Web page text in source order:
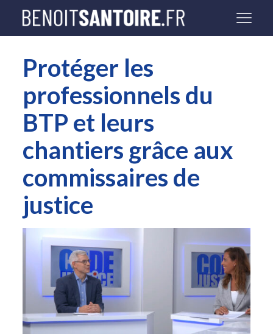
Protéger les
professionnels du
BTP et leurs
chantiers grâce aux
commissaires de
justice